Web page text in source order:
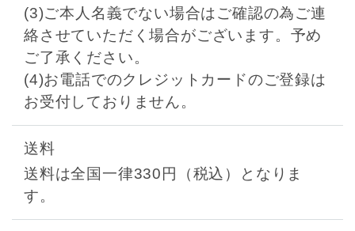
(3)ご本人名義でない場合はご確認の為ご連
絡させていただく場合がございます。予め
ご了承ください。
(4)お電話でのクレジットカードのご登録は
お受付しておりません。
送料
送料は全国一律330円（税込）となりま
す。